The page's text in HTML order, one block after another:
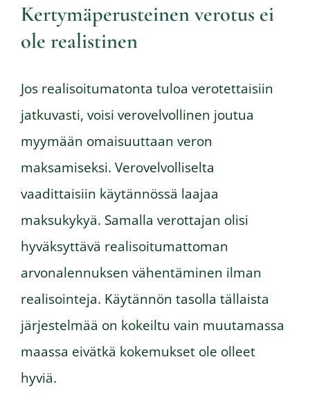
Kertymäperusteinen verotus ei
ole realistinen
Jos realisoitumatonta tuloa verotettaisiin
jatkuvasti, voisi verovelvollinen joutua
myymään omaisuuttaan veron
maksamiseksi. Verovelvolliselta
vaadittaisiin käytännössä laajaa
maksukykyä. Samalla verottajan olisi
hyväksyttävä realisoitumattoman
arvonalennuksen vähentäminen ilman
realisointeja. Käytännön tasolla tällaista
järjestelmää on kokeiltu vain muutamassa
maassa eivätkä kokemukset ole olleet
hyviä.